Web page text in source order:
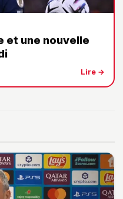
et une nouvelle
Lire →